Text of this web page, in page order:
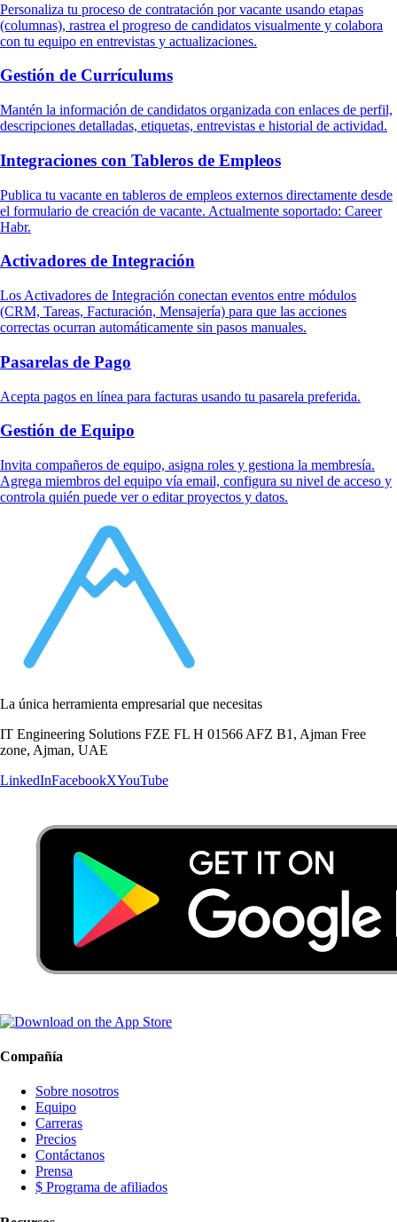
Personaliza tu proceso de contratación por vacante usando etapas
(columnas), rastrea el progreso de candidatos visualmente y colabora
con tu equipo en entrevistas y actualizaciones.
Gestión de Currículums
Mantén la información de candidatos organizada con enlaces de perfil,
descripciones detalladas, etiquetas, entrevistas e historial de actividad.
Integraciones con Tableros de Empleos
Publica tu vacante en tableros de empleos externos directamente desde
el formulario de creación de vacante. Actualmente soportado: Career
Habr.
Activadores de Integración
Los Activadores de Integración conectan eventos entre módulos
(CRM, Tareas, Facturación, Mensajería) para que las acciones
correctas ocurran automáticamente sin pasos manuales.
Pasarelas de Pago
Acepta pagos en línea para facturas usando tu pasarela preferida.
Gestión de Equipo
Invita compañeros de equipo, asigna roles y gestiona la membresía.
Agrega miembros del equipo vía email, configura su nivel de acceso y
controla quién puede ver o editar proyectos y datos.
La única herramienta empresarial que necesitas
IT Engineering Solutions FZE FL H 01566 AFZ B1, Ajman Free
zone, Ajman, UAE
LinkedInFacebookXYouTube
Compañía
Sobre nosotros
Equipo
Carreras
Precios
Contáctanos
Prensa
$ Programa de afiliados